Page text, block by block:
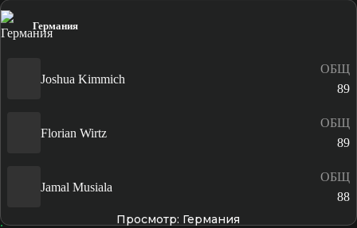
Германия
Joshua Kimmich
ОБЩ
89
Florian Wirtz
ОБЩ
89
Jamal Musiala
ОБЩ
88
Просмотр: Германия